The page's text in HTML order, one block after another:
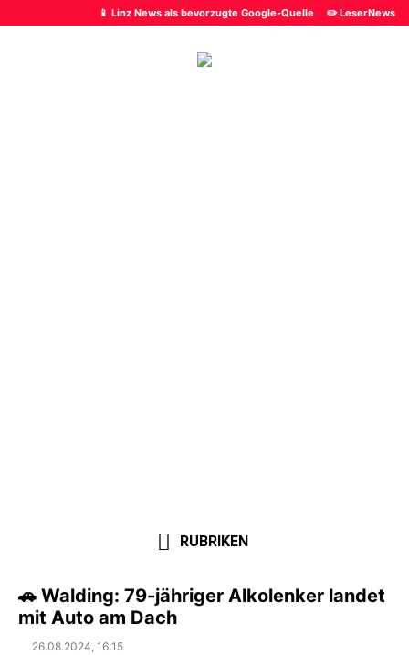
📱 Linz News als bevorzugte Google-Quelle ✏️ LeserNews
RUBRIKEN
🚗 Walding: 79-jähriger Alkolenker landet
mit Auto am Dach
Posted
26.08.2024, 16:15